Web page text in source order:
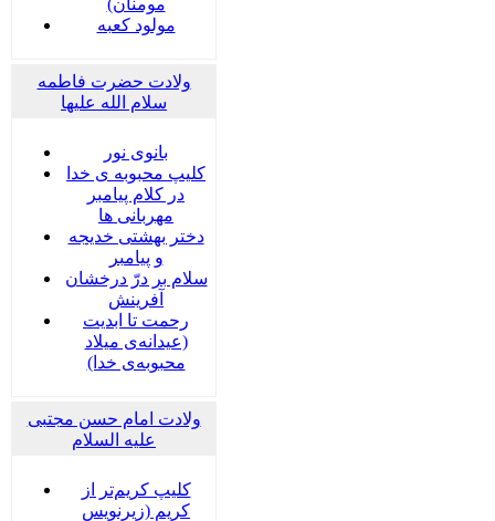
مومنان)
مولود کعبه
ولادت حضرت فاطمه
سلام الله علیها
بانوی نور
کلیپ محبوبه ی خدا
در کلام پیامبر
مهربانی ها
دختر بهشتی خدیجه
و پیامبر
سلام بر درّ درخشان
آفرینش
رحمت تا ابدیت
(عیدانه‌ی میلاد
محبوبه‌ی خدا)
ولادت امام حسن مجتبی
علیه السلام
کلیپ کریم‌تر از
کریم (زیرنویس